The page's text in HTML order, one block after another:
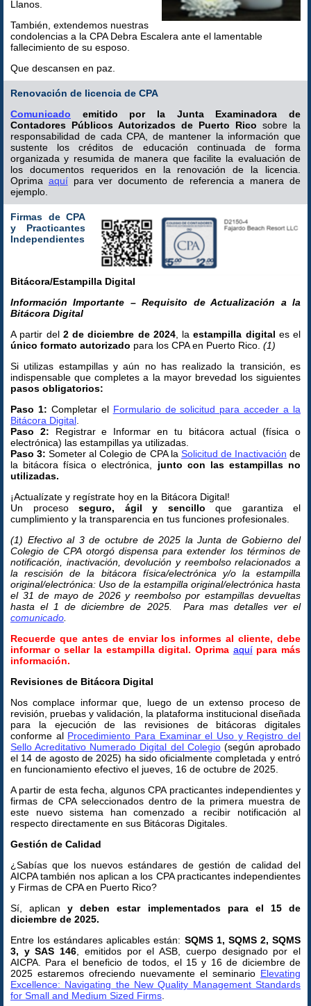
Llanos.
También, extendemos nuestras
condolencias a la CPA Debra Escalera ante el lamentable
fallecimiento de su esposo.
Que descansen en paz.
Renovación de licencia de CPA
Comunicado emitido por la Junta Examinadora de
Contadores Públicos Autorizados de Puerto Rico sobre la
responsabilidad de cada CPA, de mantener la información que
sustente los créditos de educación continuada de forma
organizada y resumida de manera que facilite la evaluación de
los documentos requeridos en la renovación de la licencia.
Oprima aquípara ver documento de referencia a manera de
ejemplo.
Firmas de CPA
y Practicantes
Independientes
Bitácora/Estampilla Digital
Información Importante – Requisito de Actualización a la
Bitácora Digital
A partir del 2 de diciembre de 2024, laestampilla digital es el
único formato autorizado para los CPA en Puerto Rico. (1)
Si utilizas estampillas y aún no has realizado la transición, es
indispensable que completes a la mayor brevedad los siguientes
pasos obligatorios:
Paso 1: Completar el Formulario de solicitud para acceder a la
Bitácora Digital
Paso 2: Registrar e Informar en tu bitácora actual (física o
electrónica) las estampillas ya utilizadas.
Paso 3: Someter al Colegio de CPA la Solicitud de Inactivación de
la bitácora física o electrónica,
junto con las estampillas no
utilizadas.
¡Actualízate y regístrate hoy en la Bitácora Digital!
Un proceso seguro, ágil y sencillo que garantiza el
cumplimiento y la transparencia en tus funciones profesionales.
(1) Efectivo al 3 de octubre de 2025 la Junta de Gobierno del
Colegio de CPA otorgó dispensa para extender los términos de
notificación, inactivación, devolución y reembolso relacionados a
la rescisión de la bitácora física/electrónica y/o la estampilla
original/electrónica: Uso de la estampilla original/electrónica hasta
el 31 de mayo de 2026 y reembolso por estampillas devueltas
hasta el 1 de diciembre de 2025. Para mas detalles ver el
comunicado
Recuerde que antes de enviar los informes al cliente, debe
informar o sellar la estampilla digital. Oprima aquípara más
información.
Revisiones de Bitácora Digital
Nos complace informar que, luego de un extenso proceso de
revisión, pruebas y validación, la plataforma institucional diseñada
para la ejecución de las revisiones de bitácoras digitales
conforme al Procedimiento Para Examinar el Uso y Registro del
Sello Acreditativo Numerado Digital del Colegio(según aprobado
el 14 de agosto de 2025) ha sido oficialmente completada y entró
en funcionamiento efectivo el jueves, 16 de octubre de 2025.
A partir de esta fecha, algunos CPA practicantes independientes y
firmas de CPA seleccionados dentro de la primera muestra de
este nuevo sistema han comenzado a recibir notificación al
respecto directamente en sus Bitácoras Digitales.
Gestión de Calidad
¿Sabías que los nuevos estándares de gestión de calidad del
AICPA también nos aplican a los CPA practicantes independientes
y Firmas de CPA en Puerto Rico?
Sí, aplicany deben estar implementados para el 15 de
diciembre de 2025.
Entre los estándares aplicables están: SQMS 1, SQMS 2, SQMS
3, y SAS 146 , emitidos por el ASB, cuerpo designado por el
AICPA. Para el beneficio de todos, el 15 y 16 de diciembre de
2025 estaremos ofreciendo nuevamente el seminario Elevating
Excellence: Navigating the New Quality Management Standards
for Small and Medium Sized Firms